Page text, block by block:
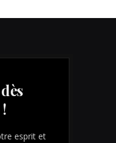
esprit et